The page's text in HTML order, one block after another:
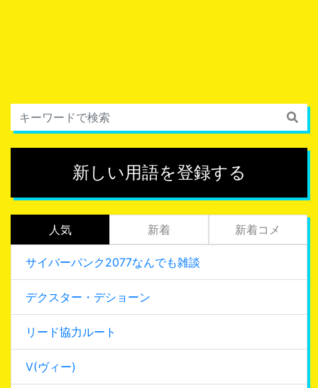
新しい用語を登録する
人気 新着 新着コメ
サイバーパンク2077なんでも雑談
デクスター・デショーン
リード協力ルート
V(ヴィー)